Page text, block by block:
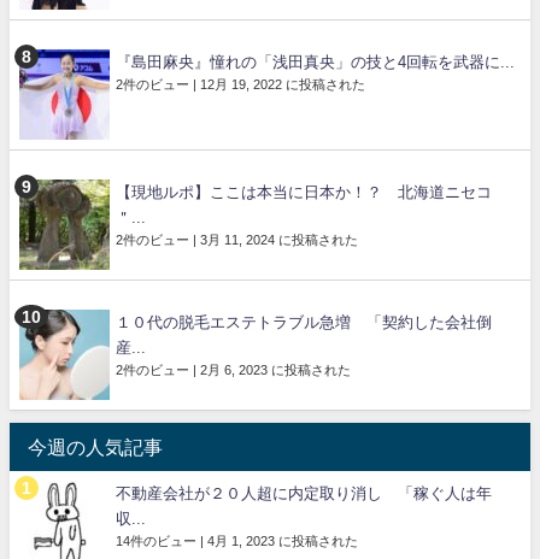
『島田麻央』憧れの「浅田真央」の技と4回転を武器に...
2件のビュー | 12月 19, 2022 に投稿された
【現地ルポ】ここは本当に日本か！？ 北海道ニセコ
＂...
2件のビュー | 3月 11, 2024 に投稿された
１０代の脱毛エステトラブル急増 「契約した会社倒
産...
2件のビュー | 2月 6, 2023 に投稿された
今週の人気記事
不動産会社が２０人超に内定取り消し 「稼ぐ人は年
収...
14件のビュー | 4月 1, 2023 に投稿された